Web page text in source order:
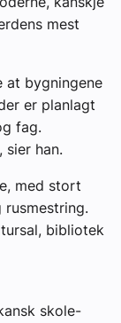
mest
at bygningene
er planlagt
fag.
han.
med stort
rusmestring.
bibliotek
skole-